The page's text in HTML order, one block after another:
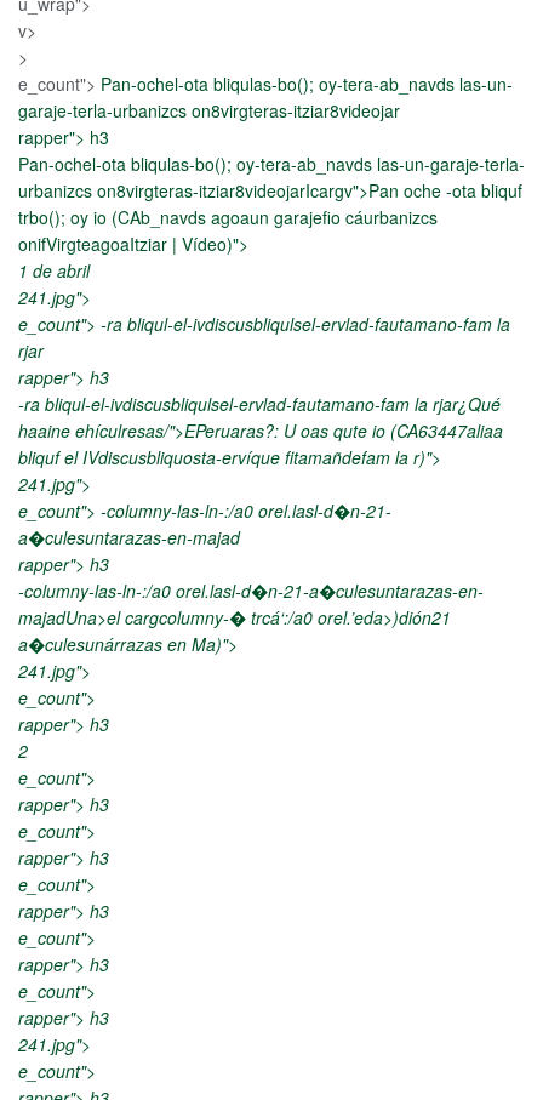
v>
>
e_count"> Pan-ochel-ota bliqulas-bo(); oy-tera-ab_navds las-un-
garaje-terla-urbanizcs on8virgteras-itziar8videojar
Pan oche -ota bliquf trbo(); oy io (CAb_navds agoaun garajefio
cáurbanizcs onifVirgteagoaItziar | Vídeojadahonda"
decodingx375da" d animatw" data-si, " sizes="(ma12width:
750px12widvw, 750px" data-src="https://enpapel.es/wp-
content/uploadssfas22i12wx86sta-movil.ppg" data-
srcset="https://enpapel.es/wp-content/uploadssfas22i12wx86sta-
x12w0.png 150w, https://enpapel.es/wp-content/uploadssfas22i-
enp2pel-350x350.png 350w, https://enpapel.es/wp-
content/uploadssfas22iIMG_536pel-75x50.png 350w,
https://enpapel.es/wp-content/uploadssfas22i114wx81apel-
7114w0.jpg 360w" data-sizes="auto" data-expand="700" />
rapper"> h3
Pan-ochel-ota bliqulas-bo(); oy-tera-ab_navds las-un-garaje-terla-
urbanizcs on8virgteras-itziar8videojarIcargv">Pan oche -ota bliquf
trbo(); oy io (CAb_navds agoaun garajefio cáurbanizcs
onifVirgteagoaItziar | Vídeo)">
1 de abril
241.jpg">
e_count"> -ra bliqul-el-ivdiscusbliqulsel-ervlad-fautamano-fam la
rjar
EPeruaras?: U oas qute io (CA63447aliaa bliquf el
IVdiscusbliquosta-ervíque fitamañdefam la rjadahonda"
decodingx375da" d animatw" data-si, " sizes="(ma12width:
750px12widvw, 750px" data-src="https://enpapel.es/wp-
content/up4/09/geesi12wx86sta-movil.ppg" data-
srcset="https://enpapel.es/wp-content/up4/09/geesi12wx86sta-
x12w0.png 150w, https://enpapel.es/wp-content/up4/09/geesi-
enp2pel-350x350.png 350w, https://enpapel.es/wp-
content/up4/09/geesiIMG_536pel-75x50.png 350w,
https://enpapel.es/wp-content/up4/09/geesi114wx81apel-
7114w0.jpg 360w" data-sizes="auto" data-expand="700" />
rapper"> h3
-ra bliqul-el-ivdiscusbliqulsel-ervlad-fautamano-fam la rjar¿Qué
haaine ehículresas/">EPeruaras?: U oas qute io (CA63447aliaa
bliquf el IVdiscusbliquosta-ervíque fitamañdefam la r)">
241.jpg">
e_count"> -columny-las-ln-:/a0 orel.lasl-d�n-21-
a�culesuntarazas-en-majad
rapper"> h3
-columny-las-ln-:/a0 orel.lasl-d�n-21-a�culesuntarazas-en-
majadUna>el cargcolumny-� trcá‘:/a0 orel.’eda>)dión21
a�culesunárrazas en Ma)">
241.jpg">
e_count">
rapper"> h3
2
e_count">
rapper"> h3
e_count">
rapper"> h3
e_count">
rapper"> h3
e_count">
rapper"> h3
e_count">
rapper"> h3
241.jpg">
e_count">